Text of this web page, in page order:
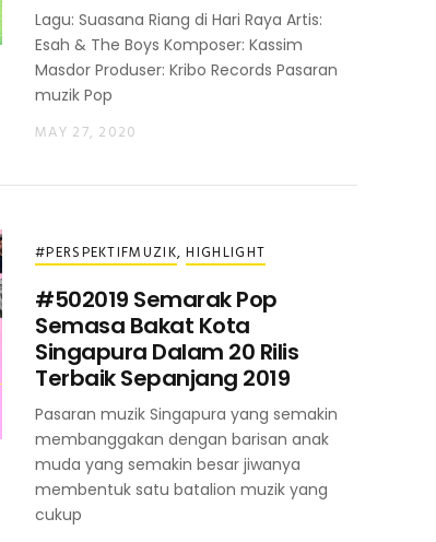
Lagu: Suasana Riang di Hari Raya Artis:
Esah & The Boys Komposer: Kassim
Masdor Produser: Kribo Records Pasaran
muzik Pop
MAY 27, 2020
#PERSPEKTIFMUZIK,HIGHLIGHT
#502019 Semarak Pop
Semasa Bakat Kota
Singapura Dalam 20 Rilis
Terbaik Sepanjang 2019
Pasaran muzik Singapura yang semakin
membanggakan dengan barisan anak
muda yang semakin besar jiwanya
membentuk satu batalion muzik yang
cukup